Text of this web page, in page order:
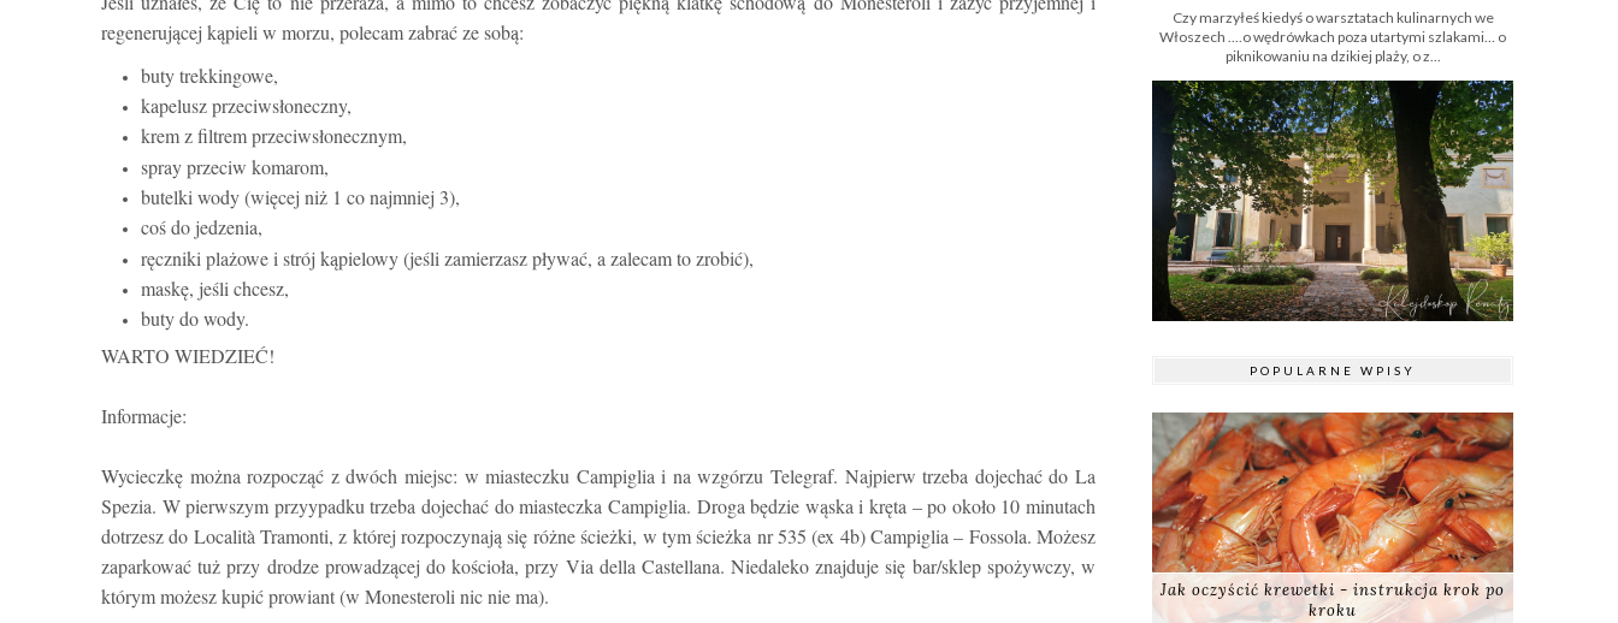
regenerującej kąpieli w morzu, polecam zabrać ze sobą:
buty trekkingowe,
kapelusz przeciwsłoneczny,
krem z filtrem przeciwsłonecznym,
spray przeciw komarom,
butelki wody (więcej niż 1 co najmniej 3),
coś do jedzenia,
ręczniki plażowe i strój kąpielowy (jeśli zamierzasz pływać, a zalecam to zrobić),
maskę, jeśli chcesz,
buty do wody.
WARTO WIEDZIEĆ!
Informacje:
Wycieczkę można rozpocząć z dwóch miejsc: w miasteczku Campiglia i na wzgórzu Telegraf. Najpierw trzeba dojechać do La
Spezia. W pierwszym przyypadku trzeba dojechać do miasteczka Campiglia. Droga będzie wąska i kręta – po około 10 minutach
dotrzesz do Località Tramonti, z której rozpoczynają się różne ścieżki, w tym ścieżka nr 535 (ex 4b) Campiglia – Fossola. Możesz
zaparkować tuż przy drodze prowadzącej do kościoła, przy Via della Castellana. Niedaleko znajduje się bar/sklep spożywczy, w
którym możesz kupić prowiant (w Monesteroli nic nie ma).
Czy marzyłeś kiedyś o warsztatach kulinarnych we
Włoszech ....o wędrówkach poza utartymi szlakami… o
piknikowaniu na dzikiej plaży, o z...
POPULARNE WPISY
Jak oczyścić krewetki - instrukcja krok po
kroku